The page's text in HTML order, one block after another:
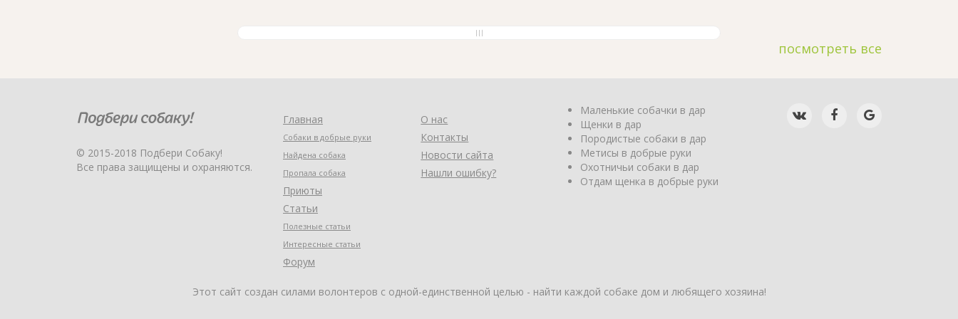
посмотреть все
© 2015-2018 Подбери Собаку!
Все права защищены и охраняются.
Главная
Собаки в добрые руки
Найдена собака
Пропала собака
Приюты
Статьи
Полезные статьи
Интересные статьи
Форум
О нас
Контакты
Новости сайта
Нашли ошибку?
Маленькие собачки в дар
Щенки в дар
Породистые собаки в дар
Метисы в добрые руки
Охотничьи собаки в дар
Отдам щенка в добрые руки
Этот сайт создан силами волонтеров с одной-единственной целью - найти каждой собаке дом и любящего хозяина!